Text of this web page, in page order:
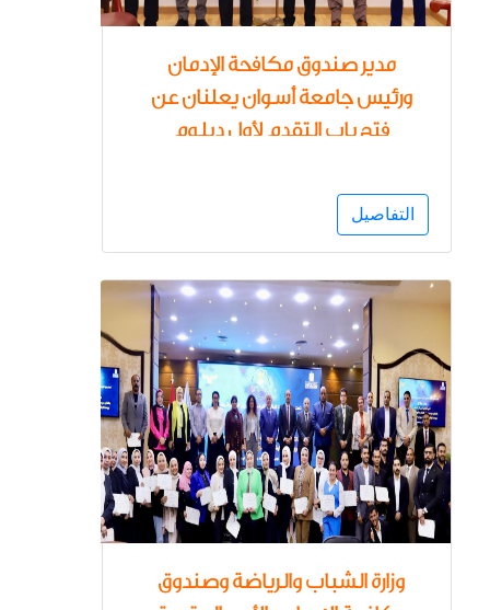
مدير صندوق مكافحة الإدمان
ورئيس جامعة أسوان يعلنان عن
فتح باب التقدم لأول دبلوم
في تأهيل مرضى الإدمان
والوقاية من التعاطى للعام
التفاصيل
وزارة الشباب والرياضة وصندوق